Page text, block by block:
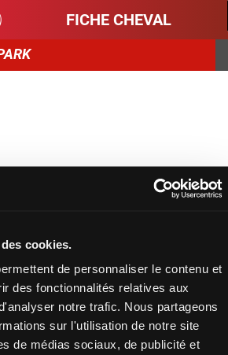
cookies.
de personnaliser le contenu et
des fonctionnalités relatives aux
notre trafic. Nous partageons
sur l'utilisation de notre site
de médias sociaux, de publicité et
FICHE CHEVAL